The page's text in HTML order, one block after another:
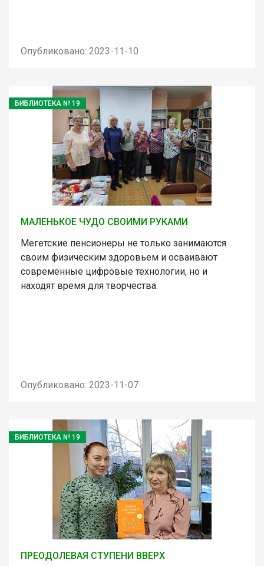
Опубликовано: 2023-11-10
БИБЛИОТЕКА № 19
МАЛЕНЬКОЕ ЧУДО СВОИМИ РУКАМИ
Мегетские пенсионеры не только занимаются
своим физическим здоровьем и осваивают
современные цифровые технологии, но и
находят время для творчества.
Опубликовано: 2023-11-07
БИБЛИОТЕКА № 19
ПРЕОДОЛЕВАЯ СТУПЕНИ ВВЕРХ